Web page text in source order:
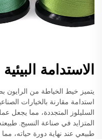
الاستدامة البيئية
يتميز خيط الخياطة من الرايون
استدامة مقارنة بالخيارات
السليلوز المتجددة، مما يجعل
المتزايد في صناعة النسيج.
طبيعي عند نهاية دورة حياته،